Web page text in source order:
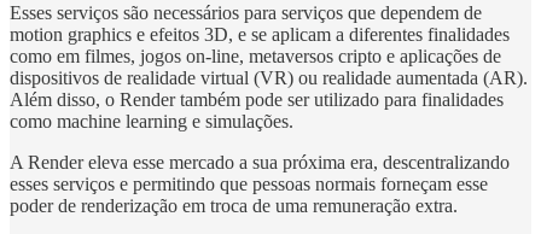
Esses serviços são necessários para serviços que dependem de
motion graphics e efeitos 3D, e se aplicam a diferentes finalidades
como em filmes, jogos on-line, metaversos cripto e aplicações de
dispositivos de realidade virtual (VR) ou realidade aumentada (AR).
Além disso, o Render também pode ser utilizado para finalidades
como machine learning e simulações.
A Render eleva esse mercado a sua próxima era, descentralizando
esses serviços e permitindo que pessoas normais forneçam esse
poder de renderização em troca de uma remuneração extra.